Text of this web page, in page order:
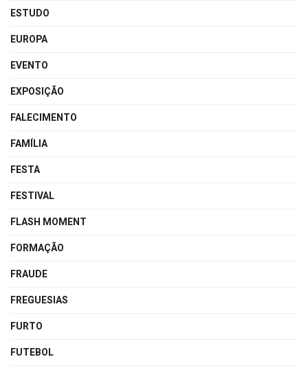
ESTUDO
EUROPA
EVENTO
EXPOSIÇÃO
FALECIMENTO
FAMÍLIA
FESTA
FESTIVAL
FLASH MOMENT
FORMAÇÃO
FRAUDE
FREGUESIAS
FURTO
FUTEBOL